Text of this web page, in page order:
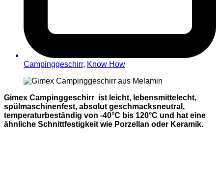
Campinggeschirr, Know How
Gimex Campinggeschirr ist leicht, lebensmittelecht,
spülmaschinenfest, absolut geschmacksneutral,
temperaturbeständig von -40°C bis 120°C und hat eine
ähnliche Schnittfestigkeit wie Porzellan oder Keramik.